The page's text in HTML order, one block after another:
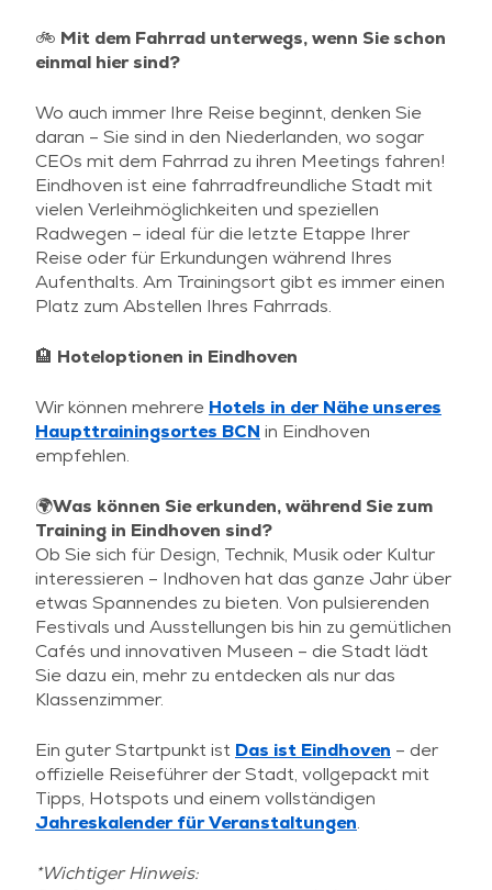
🚲 Mit dem Fahrrad unterwegs, wenn Sie schon
einmal hier sind?
Wo auch immer Ihre Reise beginnt, denken Sie
daran – Sie sind in den Niederlanden, wo sogar
CEOs mit dem Fahrrad zu ihren Meetings fahren!
Eindhoven ist eine fahrradfreundliche Stadt mit
vielen Verleihmöglichkeiten und speziellen
Radwegen – ideal für die letzte Etappe Ihrer
Reise oder für Erkundungen während Ihres
Aufenthalts. Am Trainingsort gibt es immer einen
Platz zum Abstellen Ihres Fahrrads.
🏨 Hoteloptionen in Eindhoven
Wir können mehrere Hotels in der Nähe unseres
Haupttrainingsortes BCN in Eindhoven
empfehlen.
🌍Was können Sie erkunden, während Sie zum
Training in Eindhoven sind?
Ob Sie sich für Design, Technik, Musik oder Kultur
interessieren – Indhoven hat das ganze Jahr über
etwas Spannendes zu bieten. Von pulsierenden
Festivals und Ausstellungen bis hin zu gemütlichen
Cafés und innovativen Museen – die Stadt lädt
Sie dazu ein, mehr zu entdecken als nur das
Klassenzimmer.
Ein guter Startpunkt ist Das ist Eindhoven – der
offizielle Reiseführer der Stadt, vollgepackt mit
Tipps, Hotspots und einem vollständigen
Jahreskalender für Veranstaltungen.
*Wichtiger Hinweis: